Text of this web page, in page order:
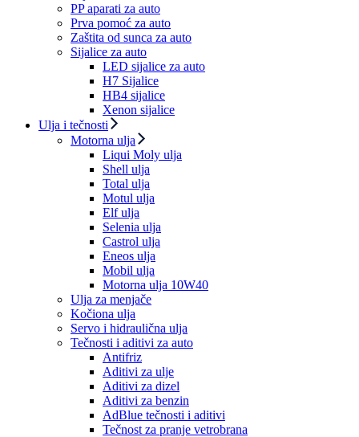
PP aparati za auto
Prva pomoć za auto
Zaštita od sunca za auto
Sijalice za auto
LED sijalice za auto
H7 Sijalice
HB4 sijalice
Xenon sijalice
Ulja i tečnosti
Motorna ulja
Liqui Moly ulja
Shell ulja
Total ulja
Motul ulja
Elf ulja
Selenia ulja
Castrol ulja
Eneos ulja
Mobil ulja
Motorna ulja 10W40
Ulja za menjače
Kočiona ulja
Servo i hidraulična ulja
Tečnosti i aditivi za auto
Antifriz
Aditivi za ulje
Aditivi za dizel
Aditivi za benzin
AdBlue tečnosti i aditivi
Tečnost za pranje vetrobrana